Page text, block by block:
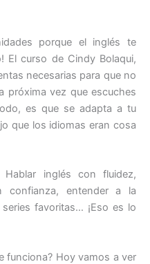
porque el inglés te
El curso de Cindy Bolaqui,
necesarias para que no
próxima vez que escuches
es que se adapta a tu
que los idiomas eran cosa
inglés con fluidez,
confianza, entender a la
favoritas… ¡Eso es lo
funciona? Hoy vamos a ver